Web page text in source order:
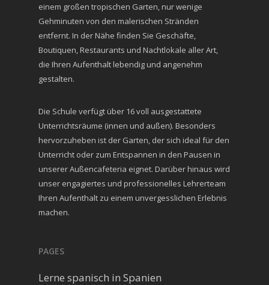
einem großen tropischen Garten, nur wenige
Gehminuten von den malerischen Stränden
entfernt. In der Nähe finden Sie Geschäfte,
Boutiquen, Restaurants und Nachtlokale aller Art,
die Ihren Aufenthalt lebendig und angenehm
gestalten.
Die Schule verfügt über 16 voll ausgestattete
Unterrichtsräume (innen und außen). Besonders
hervorzuheben ist der Garten, der sich ideal für den
Unterricht oder zum Entspannen in den Pausen in
unserer Außencafeteria eignet. Darüber hinaus wird
unser engagiertes und professionelles Lehrerteam
Ihren Aufenthalt zu einem unvergesslichen Erlebnis
machen.
PAGES
Lerne spanisch in Spanien